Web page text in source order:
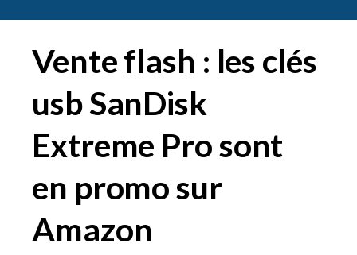
Vente flash : les clés
usb SanDisk
Extreme Pro sont
en promo sur
Amazon